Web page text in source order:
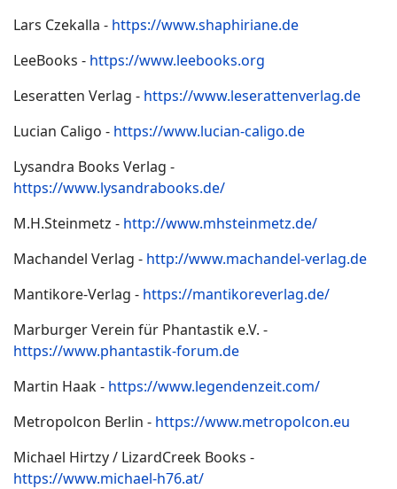
Lars Czekalla - https://www.shaphiriane.de
LeeBooks - https://www.leebooks.org
Leseratten Verlag - https://www.leserattenverlag.de
Lucian Caligo - https://www.lucian-caligo.de
Lysandra Books Verlag -
https://www.lysandrabooks.de/
M.H.Steinmetz - http://www.mhsteinmetz.de/
Machandel Verlag - http://www.machandel-verlag.de
Mantikore-Verlag - https://mantikoreverlag.de/
Marburger Verein für Phantastik e.V. -
https://www.phantastik-forum.de
Martin Haak - https://www.legendenzeit.com/
Metropolcon Berlin - https://www.metropolcon.eu
Michael Hirtzy / LizardCreek Books -
https://www.michael-h76.at/